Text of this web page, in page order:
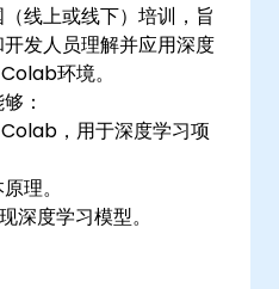
线上或线下）培训，旨
发人员理解并应用深度
环境。
：
，用于深度学习项
理。
度学习模型。
功能进行深度学习。